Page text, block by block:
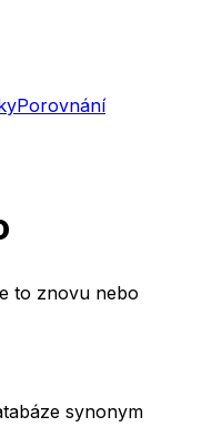
Porovnání
to znovu nebo
synonym